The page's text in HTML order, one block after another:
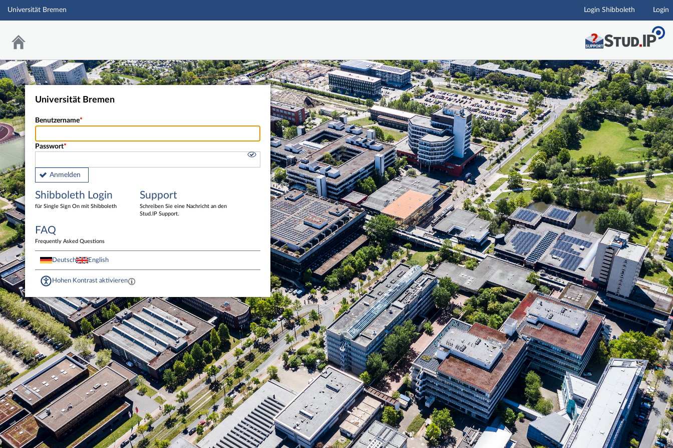
Hauptnavigation
Universität Bremen Login Shibboleth Login
Universität Bremen
Benutzername
Passwort
Anmelden
Shibboleth Login
für Single Sign On mit Shibboleth
Support
Schreiben Sie eine Nachricht an den
Stud.IP Support.
FAQ
Frequently Asked Questions
Deutsch English
Hohen Kontrast aktivieren